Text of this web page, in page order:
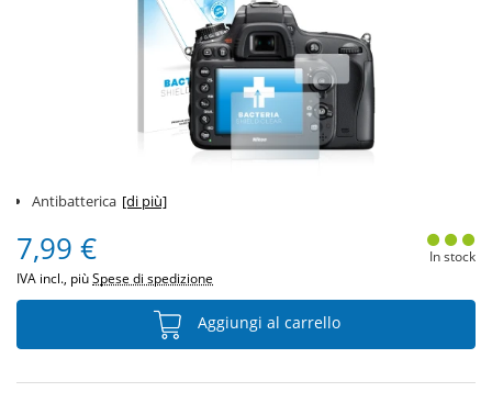
Antibatterica [di più]
7,99 €
IVA incl., piùSpese di spedizione
In stock
Aggiungi al carrello